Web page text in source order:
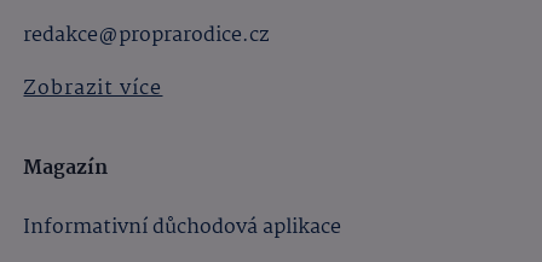
redakce@proprarodice.cz
Zobrazit více
Magazín
Informativní důchodová aplikace